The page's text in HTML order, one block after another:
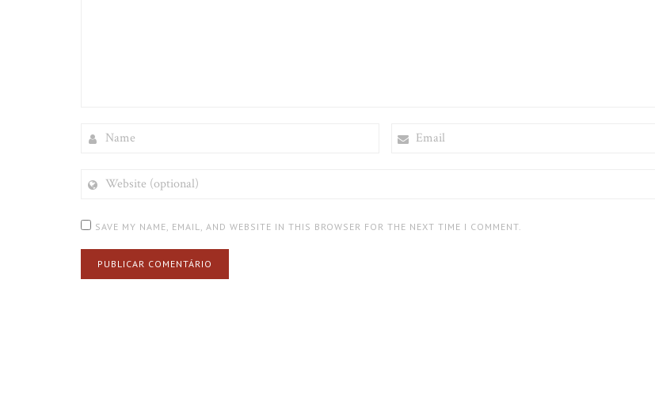
(OPTIONAL)
SAVE MY NAME, EMAIL, AND WEBSITE IN THIS BROWSER FOR THE NEXT TIME I COMMENT.